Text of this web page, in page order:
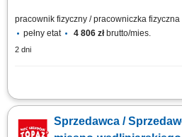
pracownik fizyczny / pracowniczka fizyczna
pełny etat
4 806 złbrutto/mies.
2 dni
Twoje główne zadania: zapewnienie
towarów na dziale świeżym - mięso,
Sprzedawca /